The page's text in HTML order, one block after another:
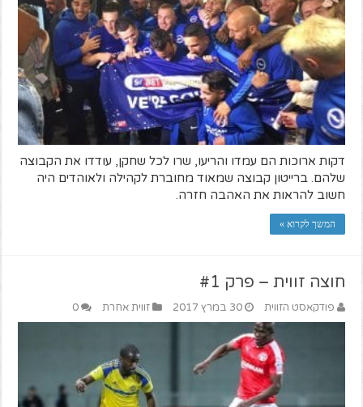
דקות ארוכות הם עמדו והריעו, שרו לכל שחקן, עודדו את הקבוצה
שלהם. ברייטון קבוצה שמאוד מחוברת לקהילה ולאוהדים היה
חשוב להראות את האהבה חזרה.
המשך לקרוא »
חוצה זווית – פרק #1
פודקאסט הזווית 30 במרץ 2017 זווית אחרת 0